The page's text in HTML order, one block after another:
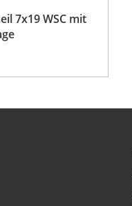
7x19 WSC mit